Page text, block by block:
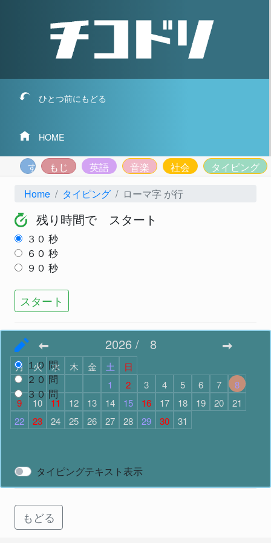
ひとつ前にもどる
HOME
2026 / 8
月 火 水 木 金 土
日
1
2 3 4 5 6 7
8
9
10 11 12 13 14 15 16 17 18 19 20
21
22
23 24 25 26 27 28 29 30 31
すうじもじ 英語 音楽 社会
タイピング
Home
タイピング ローマ字 が行
残り時間で スタート
３０ 秒
６０ 秒
９０ 秒
スタート
問題数 で スタート
１０ 問
２０問
３０問
スタート
タイピングテキスト表示
もどる